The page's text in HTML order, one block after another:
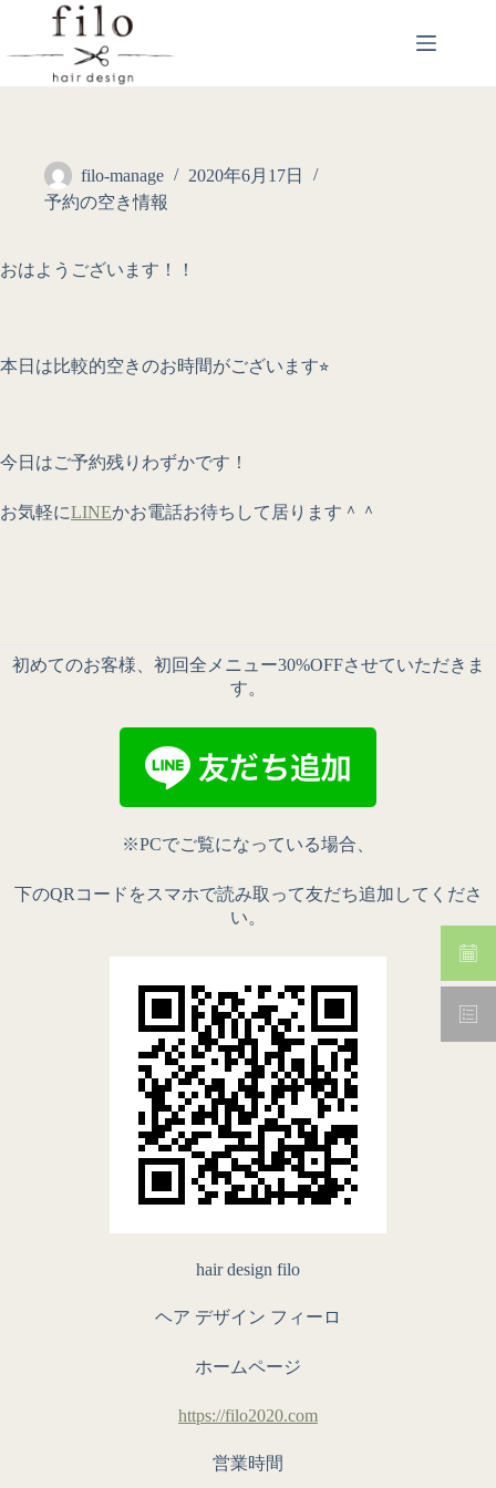
filo-manage
2020年6月17日
予約の空き情報
おはようございます！！
本日は比較的空きのお時間がございます⭐︎
今日はご予約残りわずかです！
お気軽にLINEかお電話お待ちして居ります＾＾
初めてのお客様、初回全メニュー30%OFFさせていただきま
す。
※PCでご覧になっている場合、
下のQRコードをスマホで読み取って友だち追加してくださ
い。
hair design filo
ヘア デザイン フィーロ
ホームページ
https://filo2020.com
営業時間